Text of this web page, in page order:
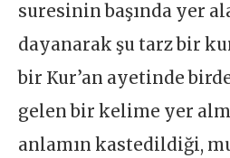
suresinin başında yer
dayanarak şu tarz bir
bir Kur’an ayetinde
gelen bir kelime yer
anlamın kastedildiği,